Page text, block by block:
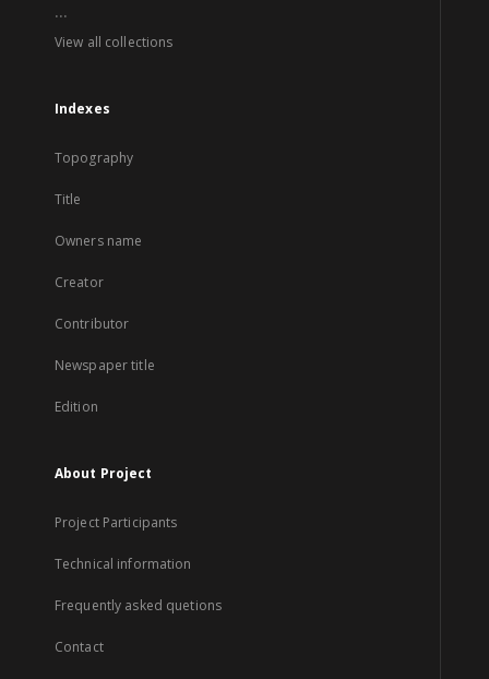
...
View all collections
Indexes
Topography
Title
Owners name
Creator
Contributor
Newspaper title
Edition
About Project
Project Participants
Technical information
Frequently asked quetions
Contact